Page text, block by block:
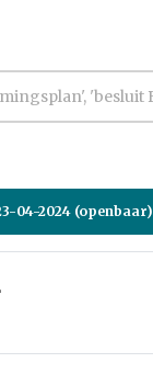
04-2024 (openbaar)